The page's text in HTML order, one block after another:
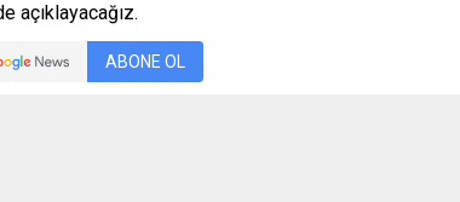
açıklayacağız.
ABONE OL